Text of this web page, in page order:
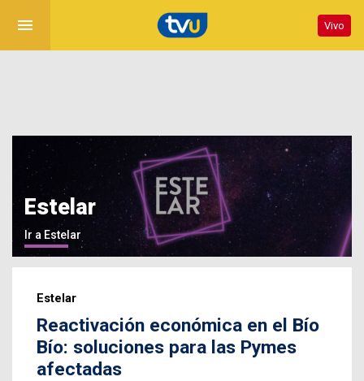
menu Vivo
Estelar
Ir a Estelar
Estelar
Reactivación económica en el Bío
Bío: soluciones para las Pymes
afectadas